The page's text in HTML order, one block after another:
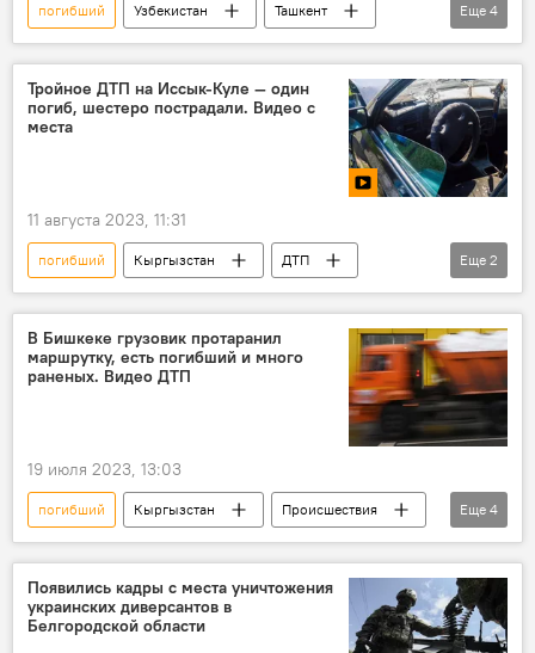
погибший Узбекистан
Ташкент
склад
взрыв
раненый
Министерство здравоохранения КР
Еще 4
Тройное ДТП на Иссык-Куле — один
погиб, шестеро пострадали. Видео с
места
11 августа 2023, 11:31
погибший Кыргызстан
ДТП
Иссык-Куль
видео
Еще 2
В Бишкеке грузовик протаранил
маршрутку, есть погибший и много
раненых. Видео ДТП
19 июля 2023, 13:03
погибший Кыргызстан
Происшествия
Бишкек
ДТП
пострадавшие
грузовик
Еще 4
Появились кадры с места уничтожения
украинских диверсантов в
Белгородской области